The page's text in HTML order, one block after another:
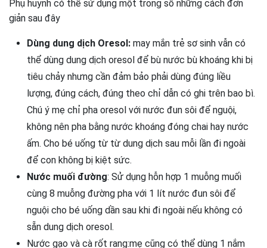
Phụ huynh có thể sử dụng một trong số những cách đơn
giản sau đây
Dùng dung dịch Oresol: may mắn trẻ sơ sinh vẫn có
thể dùng dung dịch oresol để bù nước bù khoáng khi bị
tiêu chảy nhưng cần đảm bảo phải dùng đúng liều
lượng, đúng cách, đúng theo chỉ dẫn có ghi trên bao bì.
Chú ý mẹ chỉ pha oresol với nước đun sôi để nguội,
không nên pha bằng nước khoáng đóng chai hay nước
ấm. Cho bé uống từ từ dung dịch sau mỗi lần đi ngoài
để con không bị kiệt sức.
Nước muối đường: Sử dụng hỗn hợp 1 muỗng muối
cùng 8 muỗng đường pha với 1 lít nước đun sôi để
nguội cho bé uống dần sau khi đi ngoài nếu không có
sẵn dung dịch oresol.
Nước gạo và cà rốt rang:mẹ cũng có thể dùng 1 nắm